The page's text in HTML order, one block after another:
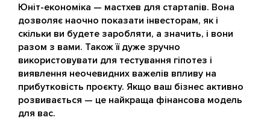
Юніт-економіка — мастхев для стартапів. Вона
дозволяє наочно показати інвесторам, як і
скільки ви будете заробляти, а значить, і вони
разом з вами. Також її дуже зручно
використовувати для тестування гіпотез і
виявлення неочевидних важелів впливу на
прибутковість проєкту. Якщо ваш бізнес активно
розвивається — це найкраща фінансова модель
для вас.